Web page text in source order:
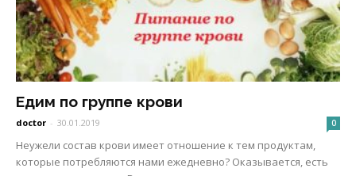
Едим по группе крови
doctor - 30.01.2019 0
Неужели состав крови имеет отношение к тем продуктам,
которые потребляются нами ежедневно? Оказывается, есть